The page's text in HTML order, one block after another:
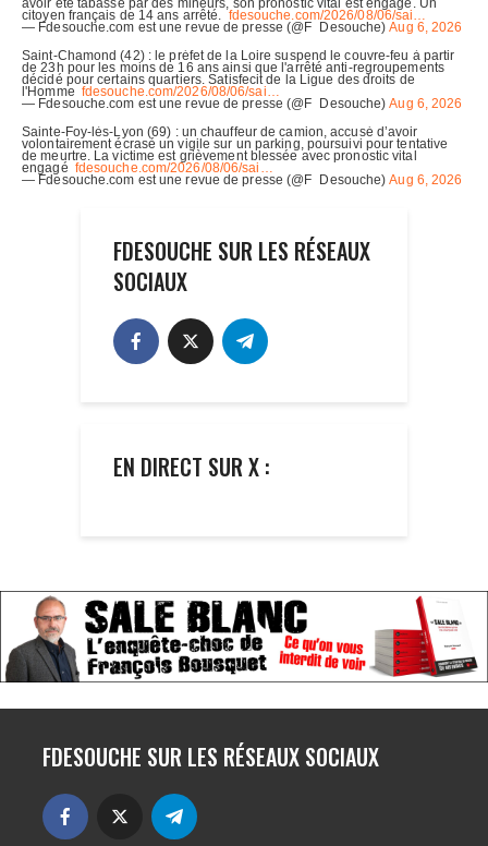
FDESOUCHE SUR LES RÉSEAUX
SOCIAUX
EN DIRECT SUR X :
FDESOUCHE SUR LES RÉSEAUX SOCIAUX